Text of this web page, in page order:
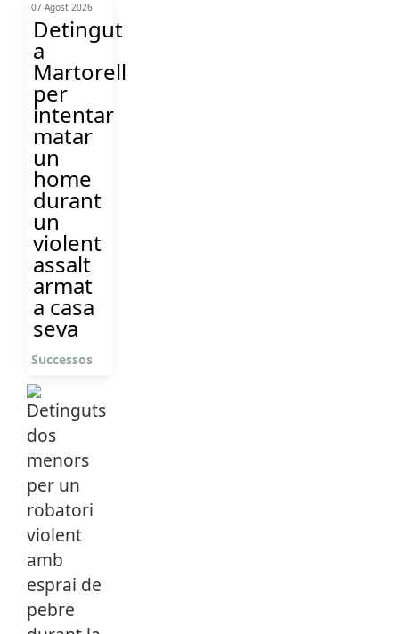
07 Agost 2026
Detingut
a
Martorell
per
intentar
matar
un
home
durant
un
violent
assalt
armat
a casa
seva
Successos